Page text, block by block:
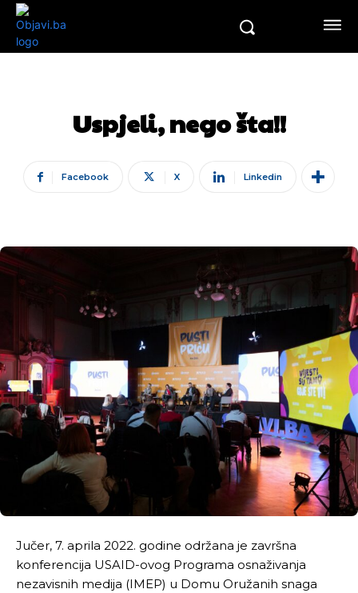
Uspjeli, nego šta!!
Facebook X Linkedin
Jučer, 7. aprila 2022. godine održana je završna
konferencija USAID-ovog Programa osnaživanja
nezavisnih medija (IMEP) u Domu Oružanih snaga